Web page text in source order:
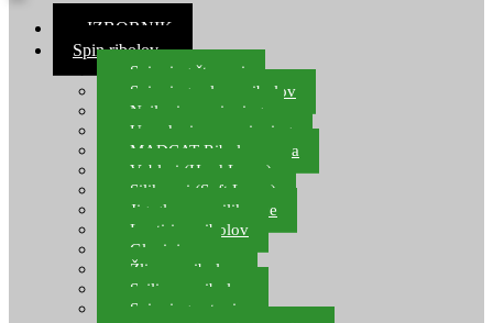
≡ IZBORNIK
Spin ribolov
Spinning štapovi
Spinning role za ribolov
Najloni za spinning
Upredenice za spinning
MADCAT Ribolov soma
Vobleri (Hard Lures)
Silikonci (Soft Lures)
Jig glave za silikonce
Leptiri za ribolov
Glavinjare
Žlice za ribolov
Sajlice za ribolov
Spinning setovi